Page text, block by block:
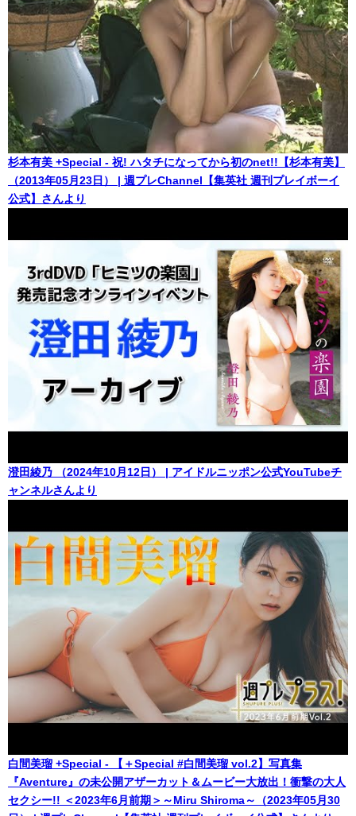
杉本有美 +Special - 祝! ハタチになってから初のnet!!【杉本有美】
（2013年05月23日） | 週プレChannel【集英社 週刊プレイボーイ
公式】さんより
澄田綾乃 （2024年10月12日） | アイドルニッポン公式YouTubeチ
ャンネルさんより
白間美瑠 +Special - 【＋Special #白間美瑠 vol.2】写真集
『Aventure』の未公開アザーカット＆ムービー大放出！衝撃の大人
セクシー!! ＜2023年6月前期＞～Miru Shiroma～（2023年05月30